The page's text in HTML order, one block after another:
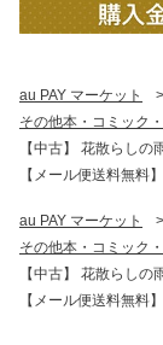
au PAY マーケット >
その他本・コミック
【中古】 花散らし
【メール便送料無料】
au PAY マーケット >
その他本・コミック
【中古】 花散らし
【メール便送料無料】